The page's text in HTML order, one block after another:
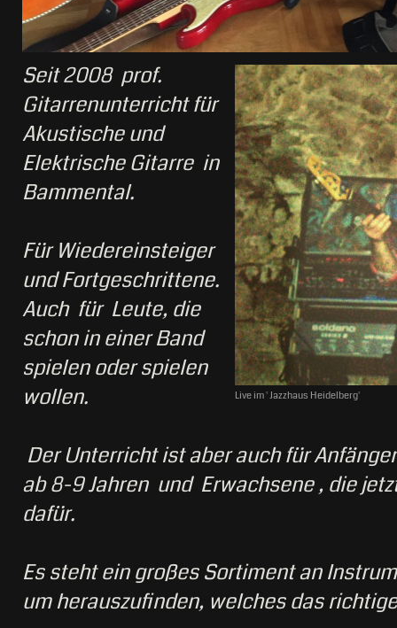
Live im ' Jazzhaus Heidelberg'
Seit 2008 prof.
Gitarrenunterricht für
Akustische und
Elektrische Gitarre in
Bammental.
Für Wiedereinsteiger
und Fortgeschrittene.
Auch für Leute, die
schon in einer Band
spielen oder spielen
wollen.
Der Unterricht ist aber auch für
ab 8-9 Jahren und Erwachsene , die
dafür.
Es steht ein großes Sortiment an
um herauszufinden, welches das